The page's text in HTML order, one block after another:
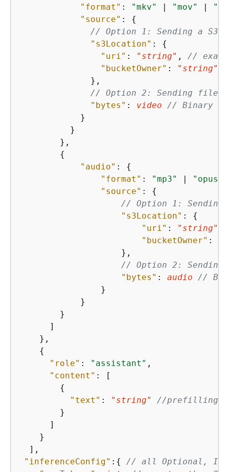
"format" : "mkv" | "mov" |
"source" : {
// Option 1: Sending a S3
"s3Location" : {
"uri" : "string" , //
"bucketOwner" : "string"
              },
// Option 2: Sending file
"bytes" : video
// Binary
            }
          }
        },
{
"audio" : {
"format" : "mp3" | "opus"
"source" : {
// Option 1:
"s3Location" : {
"uri" : "string"
"bucketOwner" :
                    },
// Option 2:
"bytes" : audio
//
                }
            }
        }
      ]
    },
{
"role" : "assistant" ,
"content" : [
{
"text" : "string"
//prefilling
        }
      ]
    }
  ],
"inferenceConfig" : {
// all Optional,